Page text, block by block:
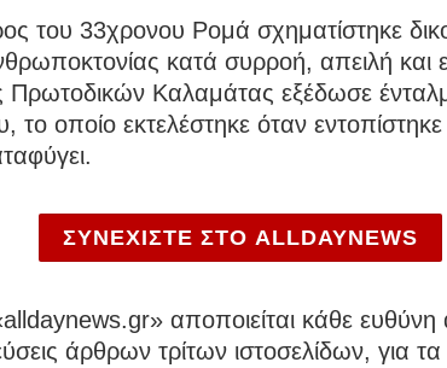
του 33χρονου Ρομά σχηματίστηκε
κατά συρροή, απειλή και
Πρωτοδικών Καλαμάτας εξέδωσε
το οποίο εκτελέστηκε όταν
ΣΥΝΕΧΙΣΤΕ ΣΤΟ ALLDAYNEWS
αποποιείται κάθε ευθύνη
άρθρων τρίτων ιστοσελίδων, για